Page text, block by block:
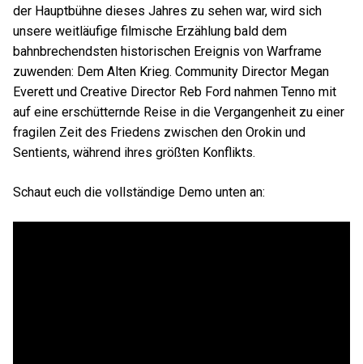
der Hauptbühne dieses Jahres zu sehen war, wird sich
unsere weitläufige filmische Erzählung bald dem
bahnbrechendsten historischen Ereignis von Warframe
zuwenden: Dem Alten Krieg. Community Director Megan
Everett und Creative Director Reb Ford nahmen Tenno mit
auf eine erschütternde Reise in die Vergangenheit zu einer
fragilen Zeit des Friedens zwischen den Orokin und
Sentients, während ihres größten Konflikts.
Schaut euch die vollständige Demo unten an: